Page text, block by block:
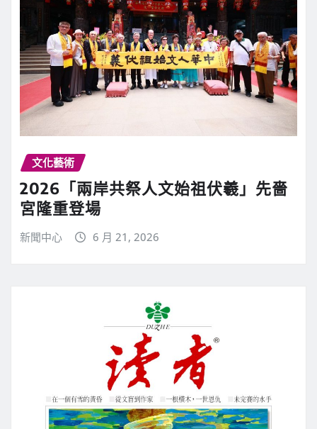
文化藝術
2026「兩岸共祭人文始祖伏羲」先嗇
宮隆重登場
新聞中心 6 月 21, 2026